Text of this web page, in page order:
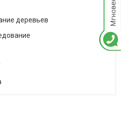
деревьев